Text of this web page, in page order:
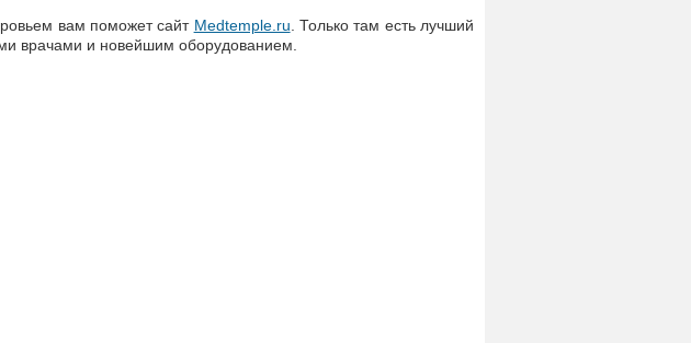
вам поможет сайт Medtemple.ru . Только там есть лучший
врачами и новейшим оборудованием.